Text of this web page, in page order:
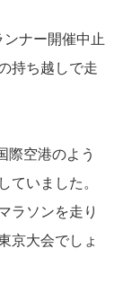
ナー開催中止
持ち越しで走
際空港のよう
ていました。
ラソンを走り
京大会でしょ